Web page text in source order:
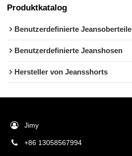
Produktkatalog
Benutzerdefinierte Jeansoberteile
Benutzerdefinierte Jeanshosen
Hersteller von Jeansshorts
Jimy
+86 13058567994